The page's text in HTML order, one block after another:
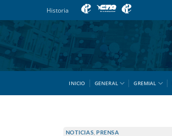
al
contenido
Historia
INICIO GENERAL GREMIAL
NOTICIAS ,PRENSA